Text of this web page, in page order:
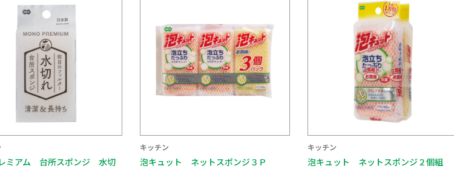
ト ネットスポンジ３Ｐ
キッチン
泡キュット ネットスポンジ２個組
キッチン
まんてんスポンジ キッチン用 ２個